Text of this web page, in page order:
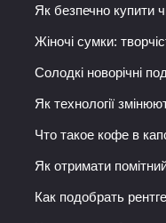
Як безпечно купити
Жіночі сумки:
Солодкі новорічні
Як технології
Что такое кофе в
Як отримати
Как подобрать